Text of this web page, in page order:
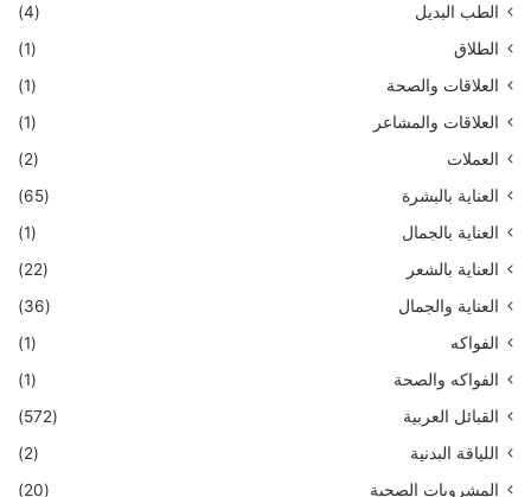
الطب البديل
(4)
الطلاق
(1)
العلاقات والصحة
(1)
العلاقات والمشاعر
(1)
العملات
(2)
العناية بالبشرة
(65)
العناية بالجمال
(1)
العناية بالشعر
(22)
العناية والجمال
(36)
الفواكه
(1)
الفواكه والصحة
(1)
القبائل العربية
(572)
اللياقة البدنية
(2)
المشروبات الصحية
(20)